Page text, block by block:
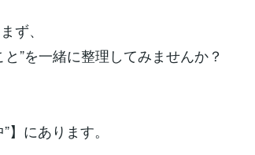
ず、
”を一緒に整理してみませんか？
にあります。